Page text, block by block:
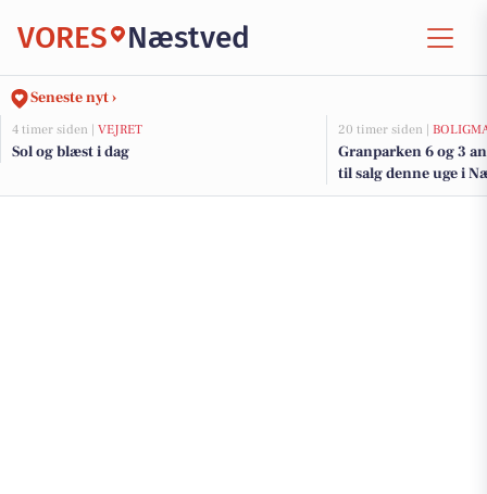
VORES Næstved
Seneste nyt ›
4 timer siden | VEJRET
Sol og blæst i dag
20 timer siden |
Granparken 6 og 3
til salg denne uge i
her.